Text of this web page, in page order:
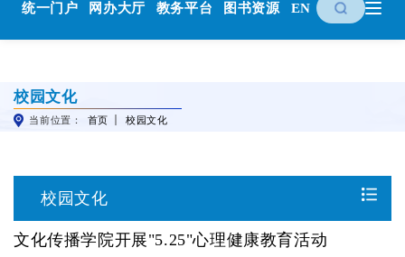
统一门户 网办大厅 教务平台 图书资源 EN
校园文化
当前位置： 首页 校园文化
校园文化
文化传播学院开展"5.25"心理健康教育活动